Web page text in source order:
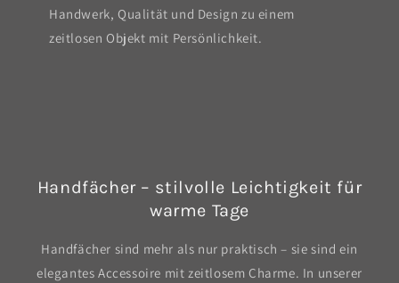
Handwerk, Qualität und Design zu einem
zeitlosen Objekt mit Persönlichkeit.
Handfächer – stilvolle Leichtigkeit für
warme Tage
Handfächer sind mehr als nur praktisch – sie sind ein
elegantes Accessoire mit zeitlosem Charme. In unserer